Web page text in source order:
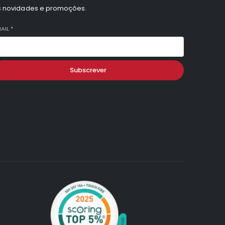
novidades e promoções.
*
Subscrever